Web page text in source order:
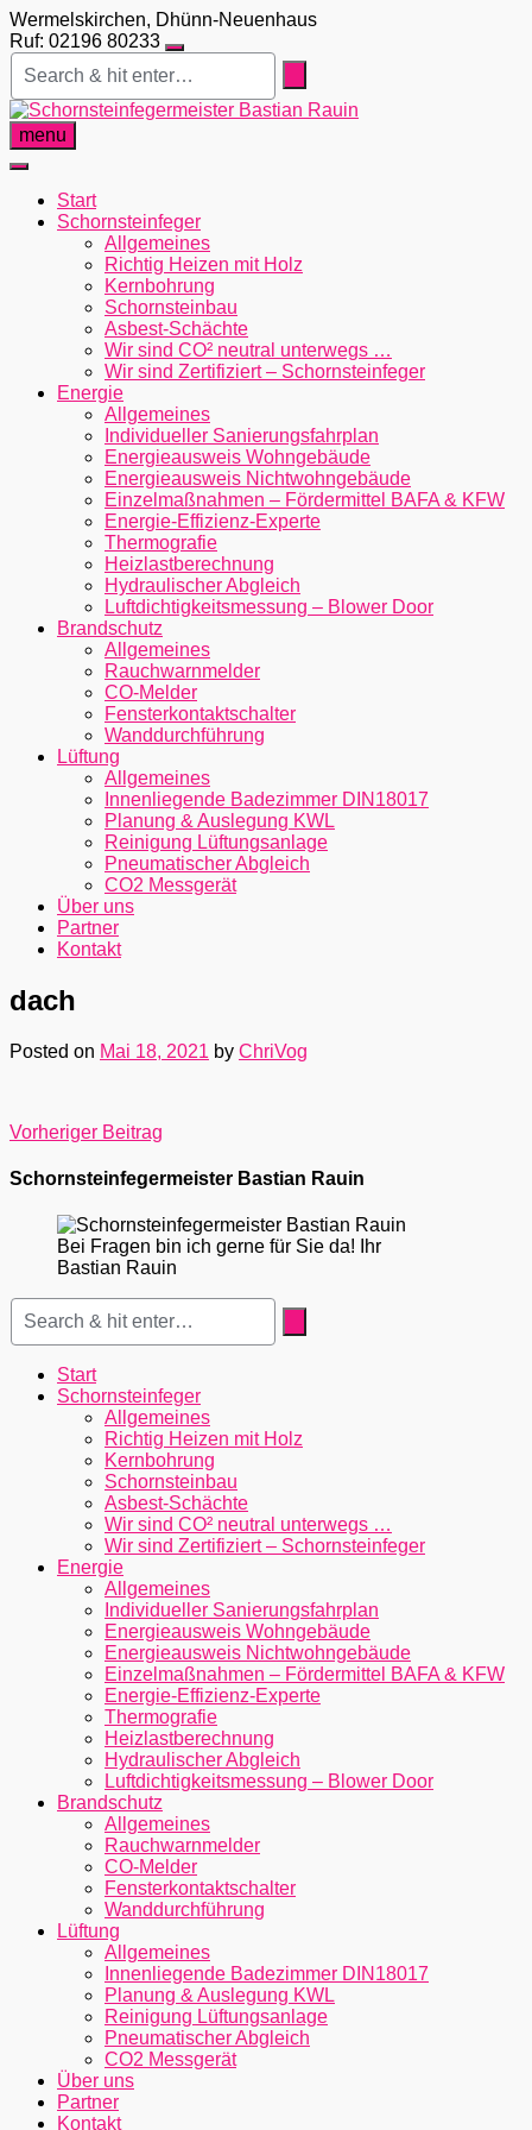
Skip
to
content
Wermelskirchen, Dhünn-Neuenhaus
Ruf: 02196 80233
menu
Start
Schornsteinfeger
Allgemeines
Richtig Heizen mit Holz
Kernbohrung
Schornsteinbau
Asbest-Schächte
Wir sind CO² neutral unterwegs …
Wir sind Zertifiziert – Schornsteinfeger
Energie
Allgemeines
Individueller Sanierungsfahrplan
Energieausweis Wohngebäude
Energieausweis Nichtwohngebäude
Einzelmaßnahmen – Fördermittel BAFA & KFW
Energie-Effizienz-Experte
Thermografie
Heizlastberechnung
Hydraulischer Abgleich
Luftdichtigkeitsmessung – Blower Door
Brandschutz
Allgemeines
Rauchwarnmelder
CO-Melder
Fensterkontaktschalter
Wanddurchführung
Lüftung
Allgemeines
Innenliegende Badezimmer DIN18017
Planung & Auslegung KWL
Reinigung Lüftungsanlage
Pneumatischer Abgleich
CO2 Messgerät
Über uns
Partner
Kontakt
dach
Posted on Mai 18, 2021 by ChriVog
Post
Vorheriger Beitrag
Schornsteinfegermeister Bastian Rauin
Bei Fragen bin ich gerne für Sie da! Ihr
Bastian Rauin
Start
Schornsteinfeger
Allgemeines
Richtig Heizen mit Holz
Kernbohrung
Schornsteinbau
Asbest-Schächte
Wir sind CO² neutral unterwegs …
Wir sind Zertifiziert – Schornsteinfeger
Energie
Allgemeines
Individueller Sanierungsfahrplan
Energieausweis Wohngebäude
Energieausweis Nichtwohngebäude
Einzelmaßnahmen – Fördermittel BAFA & KFW
Energie-Effizienz-Experte
Thermografie
Heizlastberechnung
Hydraulischer Abgleich
Luftdichtigkeitsmessung – Blower Door
Brandschutz
Allgemeines
Rauchwarnmelder
CO-Melder
Fensterkontaktschalter
Wanddurchführung
Lüftung
Allgemeines
Innenliegende Badezimmer DIN18017
Planung & Auslegung KWL
Reinigung Lüftungsanlage
Pneumatischer Abgleich
CO2 Messgerät
Über uns
Partner
Kontakt